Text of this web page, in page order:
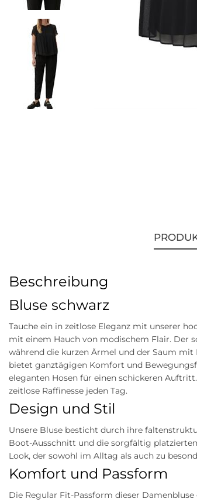
Beschreibung
Bluse schwarz
Tauche ein in zeitlose Eleganz mit unserer
mit einem Hauch von modischem Flair. Der
während die kurzen Ärmel und der Saum
bietet ganztägigen Komfort und
eleganten Hosen für einen schickeren
zeitlose Raffinesse jeden Tag.
Design und Stil
Unsere Bluse besticht durch ihre
Boot-Ausschnitt und die sorgfältig
Look, der sowohl im Alltag als auch zu
Komfort und Passform
Die Regular Fit-Passform dieser